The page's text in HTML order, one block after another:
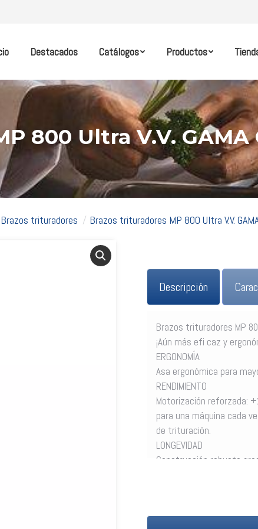
Destacados Catálogos Productos
800 Ultra V.V. GAMA
Brazos trituradores Brazos trituradores MP 800 Ultra V.V.
Descripción
Brazos trituradores MP
¡Aún más efi caz y
ERGONOMÍA
Asa ergonómica para
RENDIMIENTO
Motorización reforzada:
para una máquina cada
de trituración.
LONGEVIDAD
Construcción robusta
En los modelos MP V.V. y